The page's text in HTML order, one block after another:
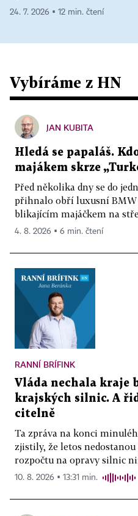
24. 7. 2026 ▪ 12 min. čtení
Vybíráme z HN
JAN KUBITA
Hledá se papaláš.
majákem skrze
Před několika dny se do
přihnalo obří luxusní BMW
blikajícím majáčkem na
4. 8. 2026 ▪ 6 min. čtení
RANNÍ BRÍFINK
Vláda nechala kraje
krajských silnic. A
citelně
Ta zpráva na konci
zjistily, že letos
rozpočtu na opravy silnic
10. 8. 2026 ▪ 13:31 min.